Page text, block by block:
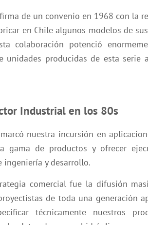
de un convenio en 1968 con la
en Chile algunos modelos de
colaboración potenció
unidades producidas de esta
Industrial en los 80s
nuestra incursión en
gama de productos y ofrecer
ingeniería y desarrollo.
comercial fue la difusión
de toda una generación
técnicamente nuestros